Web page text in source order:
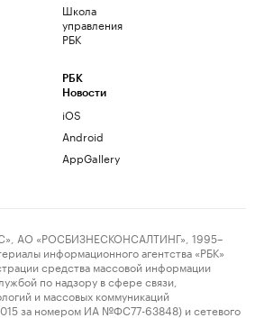
Школа
управления
РБК
РБК
Новости
iOS
Android
AppGallery
АО «РОСБИЗНЕСКОНСАЛТИНГ», 1995–
информационного агентства «РБК»
средства массовой информации
по надзору в сфере связи,
и массовых коммуникаций
за номером ИА №ФС77-63848) и сетевого